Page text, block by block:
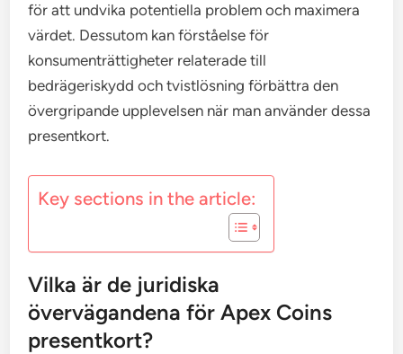
för att undvika potentiella problem och maximera
värdet. Dessutom kan förståelse för
konsumenträttigheter relaterade till
bedrägeriskydd och tvistlösning förbättra den
övergripande upplevelsen när man använder dessa
presentkort.
Key sections in the article:
Vilka är de juridiska
övervägandena för Apex Coins
presentkort?